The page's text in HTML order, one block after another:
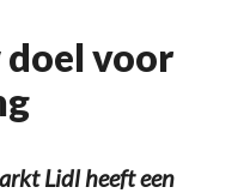
voor
Lidl heeft een